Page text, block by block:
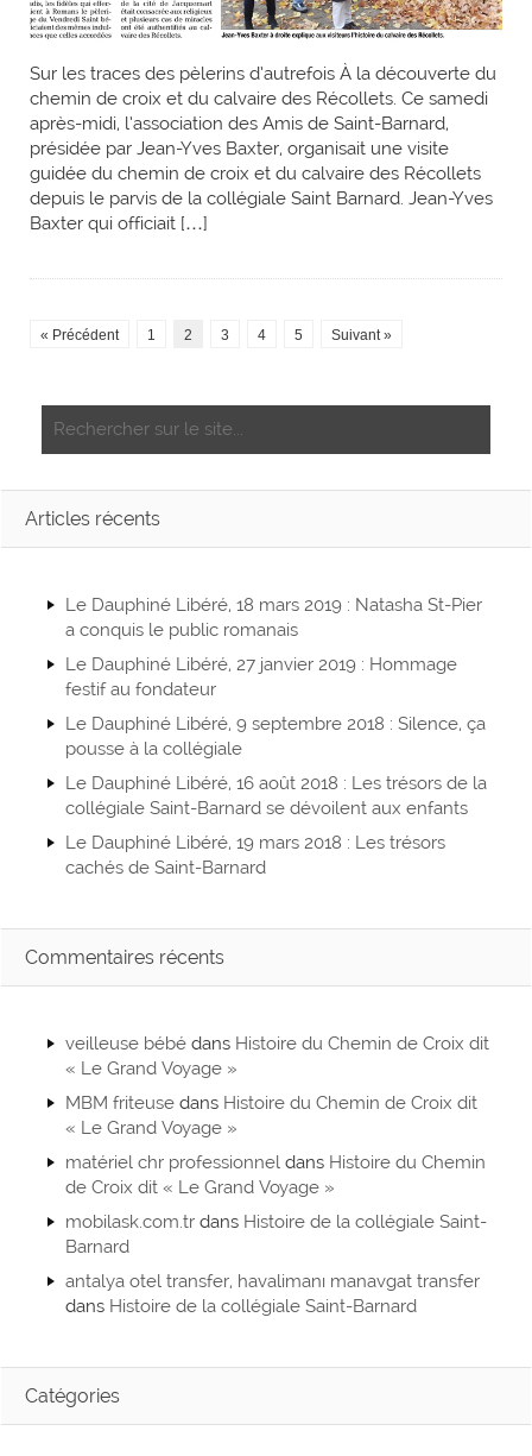
Sur les traces des pèlerins d’autrefois À la découverte du
chemin de croix et du calvaire des Récollets. Ce samedi
après-midi, l’association des Amis de Saint-Barnard,
présidée par Jean-Yves Baxter, organisait une visite
guidée du chemin de croix et du calvaire des Récollets
depuis le parvis de la collégiale Saint Barnard. Jean-Yves
Baxter qui officiait […]
« Précédent 1 2 3 4 5 Suivant »
Articles récents
Le Dauphiné Libéré, 18 mars 2019 : Natasha St-Pier
a conquis le public romanais
Le Dauphiné Libéré, 27 janvier 2019 : Hommage
festif au fondateur
Le Dauphiné Libéré, 9 septembre 2018 : Silence, ça
pousse à la collégiale
Le Dauphiné Libéré, 16 août 2018 : Les trésors de la
collégiale Saint-Barnard se dévoilent aux enfants
Le Dauphiné Libéré, 19 mars 2018 : Les trésors
cachés de Saint-Barnard
Commentaires récents
veilleuse bébé dans Histoire du Chemin de Croix dit
« Le Grand Voyage »
MBM friteuse dans Histoire du Chemin de Croix dit
« Le Grand Voyage »
matériel chr professionnel dans Histoire du Chemin
de Croix dit « Le Grand Voyage »
mobilask.com.tr dans Histoire de la collégiale Saint-
Barnard
antalya otel transfer, havalimanı manavgat transfer
dans Histoire de la collégiale Saint-Barnard
Catégories